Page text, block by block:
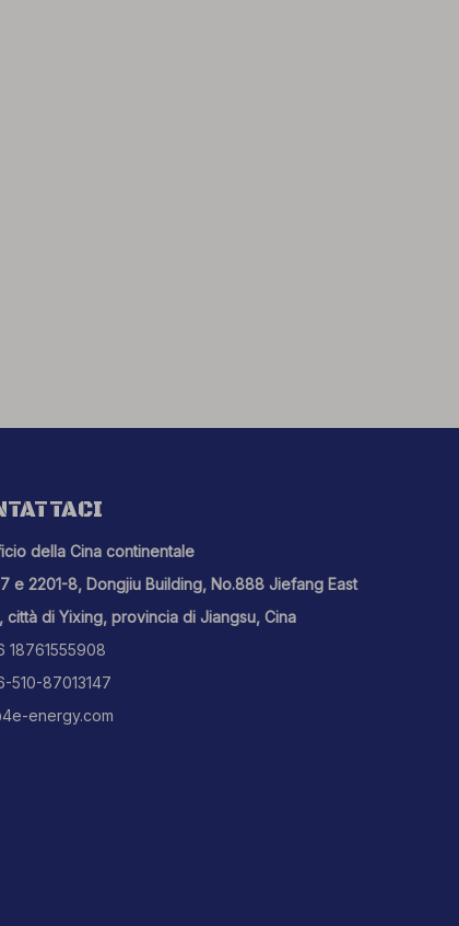
della Cina continentale
e 2201-8, Dongjiu Building, No.888 Jiefang East
città di Yixing, provincia di Jiangsu, Cina
18761555908
510-87013147
energy.com